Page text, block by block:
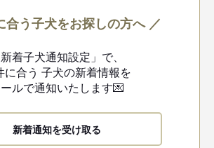
合う子犬をお探しの方へ ／
新着子犬通知設定」で、
に合う 子犬の新着情報を
ルで通知いたします💌
新着通知を受け取る